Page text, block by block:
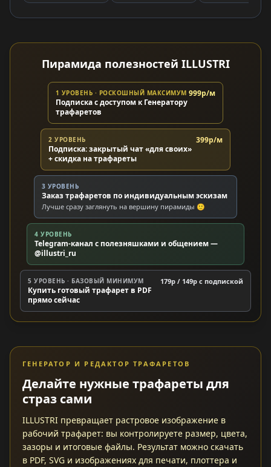
Пирамида полезностей ILLUSTRI
1 УРОВЕНЬ · РОСКОШНЫЙ МАКСИМУМ
Подписка с доступом к Генератору
трафаретов
999р/м
2 УРОВЕНЬ
Подписка: закрытый чат «для своих»
+ скидка на трафареты
399р/м
3 УРОВЕНЬ
Заказ трафаретов по индивидуальным эскизам
Лучше сразу заглянуть на вершину пирамиды 🙂
4 УРОВЕНЬ
Telegram-канал с полезняшками и общением —
@illustri_ru
5 УРОВЕНЬ · БАЗОВЫЙ МИНИМУМ
Купить готовый трафарет в PDF
прямо сейчас
179р / 149р c подпиской
ГЕНЕРАТОР И РЕДАКТОР ТРАФАРЕТОВ
Делайте нужные трафареты для
страз сами
ILLUSTRI превращает растровое изображение в
рабочий трафарет: вы контролируете размер, цвета,
зазоры и итоговые файлы. Результат можно скачать
в PDF, SVG и изображениях для печати, плоттера и